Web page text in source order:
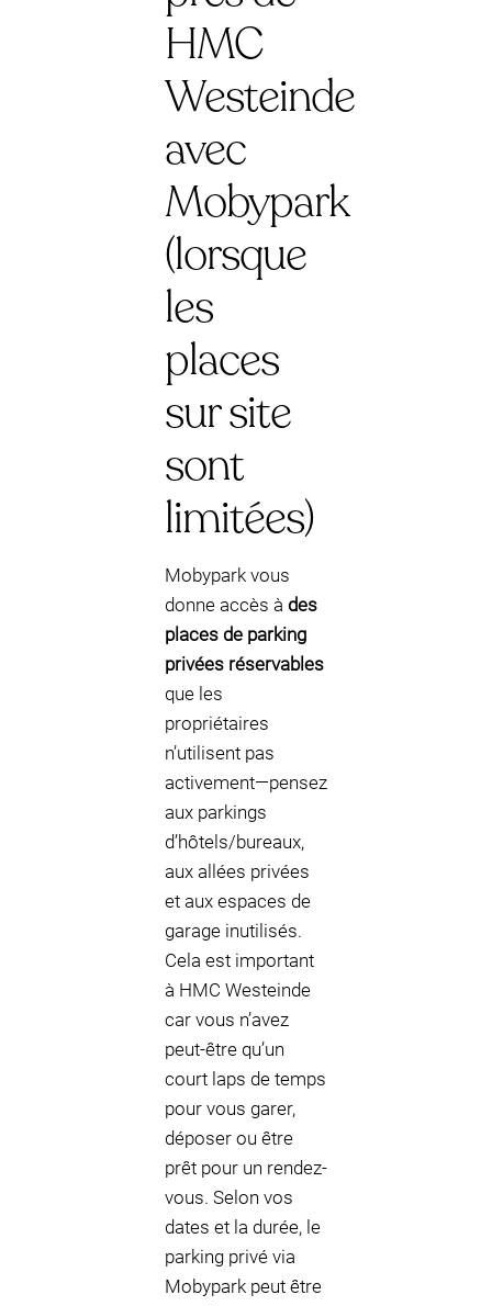
HMC
Westeinde
avec
Mobypark
(lorsque
les
places
sur site
sont
limitées)
Mobypark vous
donne accès à des
places de parking
privées réservables
que les
propriétaires
n’utilisent pas
activement—pensez
aux parkings
d’hôtels/bureaux,
aux allées privées
et aux espaces de
garage inutilisés.
Cela est important
à HMC Westeinde
car vous n’avez
peut-être qu’un
court laps de temps
pour vous garer,
déposer ou être
prêt pour un rendez-
vous. Selon vos
dates et la durée, le
parking privé via
Mobypark peut être